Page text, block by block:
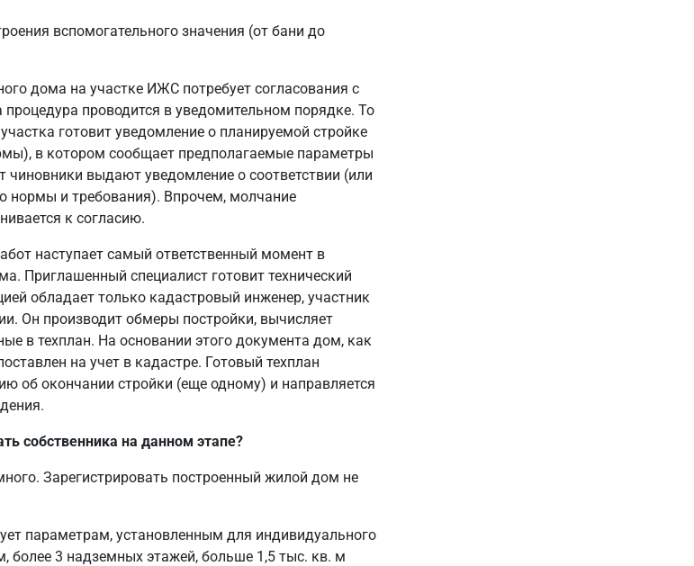
вспомогательного значения (от бани до
дома на участке ИЖС потребует согласования с
проводится в уведомительном порядке. То
готовит уведомление о планируемой стройке
в котором сообщает предполагаемые параметры
чиновники выдают уведомление о соответствии (или
нормы и требования). Впрочем, молчание
к согласию.
наступает самый ответственный момент в
Приглашенный специалист готовит технический
обладает только кадастровый инженер, участник
Он производит обмеры постройки, вычисляет
в техплан. На основании этого документа дом, как
на учет в кадастре. Готовый техплан
об окончании стройки (еще одному) и направляется
собственника на данном этапе?
Зарегистрировать построенный жилой дом не
параметрам, установленным для индивидуального
более 3 надземных этажей, больше 1,5 тыс. кв. м